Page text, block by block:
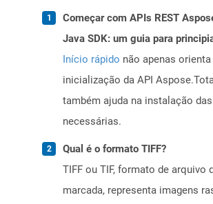
Começar com APIs REST
Java SDK: um guia para
Início rápido não apenas orienta
inicialização da API
também ajuda na instalação
necessárias.
Qual é o formato TIFF?
TIFF ou TIF, formato de arquivo
marcada, representa imagens